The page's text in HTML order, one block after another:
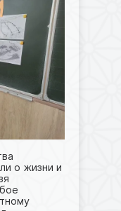
о жизни и